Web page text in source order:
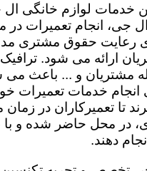
خدمات لوازم خانگی
جی، انجام تعمیرات
رعایت حقوق مشتری
ارائه می شود.
مشتریان و ... باعث می
انجام خدمات تعمیرات
تا تعمیرکاران در
در محل حاضر شده و با
دهند.